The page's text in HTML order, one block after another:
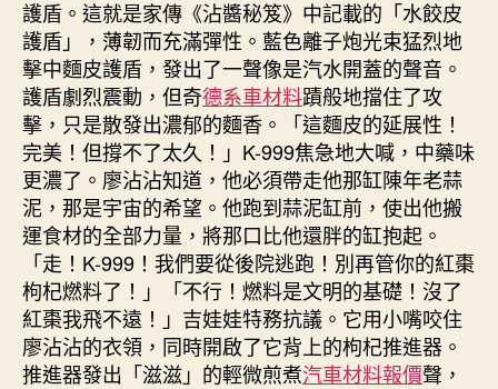
護盾。這就是家傳《沾醬秘笈》中記載的「水餃皮
護盾」，薄韌而充滿彈性。藍色離子炮光束猛烈地
擊中麵皮護盾，發出了一聲像是汽水開蓋的聲音。
護盾劇烈震動，但奇德系車材料蹟般地擋住了攻
擊，只是散發出濃郁的麵香。「這麵皮的延展性！
完美！但撐不了太久！」K-999焦急地大喊，中藥味
更濃了。廖沾沾知道，他必須帶走他那缸陳年老蒜
泥，那是宇宙的希望。他跑到蒜泥缸前，使出他搬
運食材的全部力量，將那口比他還胖的缸抱起。
「走！K-999！我們要從後院逃跑！別再管你的紅棗
枸杞燃料了！」「不行！燃料是文明的基礎！沒了
紅棗我飛不遠！」吉娃娃特務抗議。它用小嘴咬住
廖沾沾的衣領，同時開啟了它背上的枸杞推進器。
推進器發出「滋滋」的輕微煎煮汽車材料報價聲，